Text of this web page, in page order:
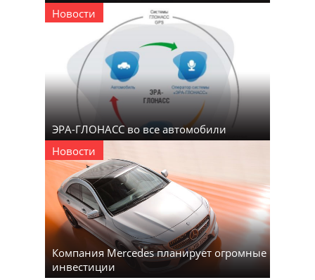
Новости
ЭРА-ГЛОНАСС во все автомобили
Новости
Компания Mercedes планирует огромные
инвестиции